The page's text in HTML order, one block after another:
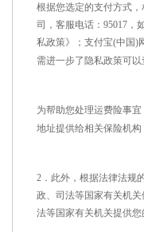
根据您选定的支付方式
司，客服电话： 95017 ，
私政策》
；支付宝(中国)
需进一步了隐私政策可以
为帮助您处理运费险事
地址提供给相关保险机构
2 ．此外，根据法律法规
政、司法等国家有关机
法等国家有关机关提供您